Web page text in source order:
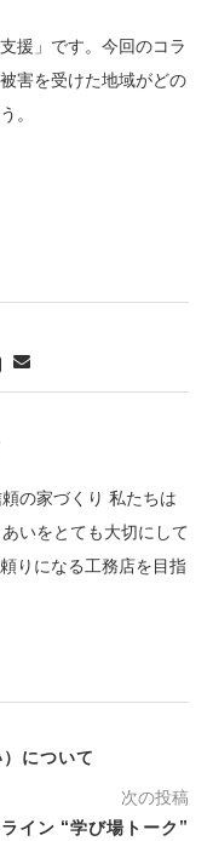
援」です。今回のコラ
害を受けた地域がどの
。
の家づくり 私たちは
いをとても大切にして
りになる工務店を目指
について
次の投稿
イン “学び場トーク”